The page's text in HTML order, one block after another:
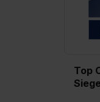
Top